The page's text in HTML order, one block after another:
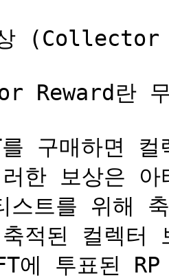
(Collector
Reward란 무
를 구매하면
한 보상은 아
스트를 위해
적된 컬렉
에 투표된